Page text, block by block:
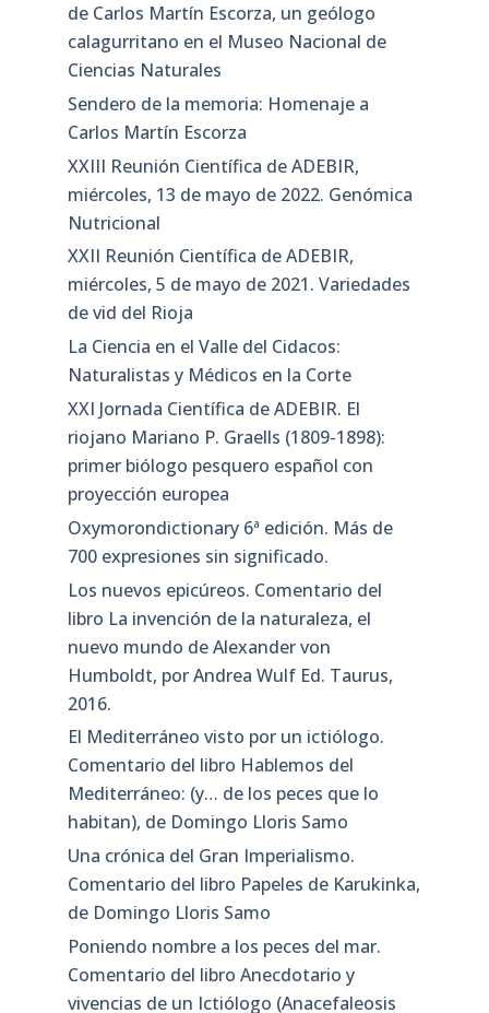
de Carlos Martín Escorza, un geólogo
calagurritano en el Museo Nacional de
Ciencias Naturales
Sendero de la memoria: Homenaje a
Carlos Martín Escorza
XXIII Reunión Científica de ADEBIR,
miércoles, 13 de mayo de 2022. Genómica
Nutricional
XXII Reunión Científica de ADEBIR,
miércoles, 5 de mayo de 2021. Variedades
de vid del Rioja
La Ciencia en el Valle del Cidacos:
Naturalistas y Médicos en la Corte
XXI Jornada Científica de ADEBIR. El
riojano Mariano P. Graells (1809-1898):
primer biólogo pesquero español con
proyección europea
Oxymorondictionary 6ª edición. Más de
700 expresiones sin significado.
Los nuevos epicúreos. Comentario del
libro La invención de la naturaleza, el
nuevo mundo de Alexander von
Humboldt, por Andrea Wulf Ed. Taurus,
2016.
El Mediterráneo visto por un ictiólogo.
Comentario del libro Hablemos del
Mediterráneo: (y… de los peces que lo
habitan), de Domingo Lloris Samo
Una crónica del Gran Imperialismo.
Comentario del libro Papeles de Karukinka,
de Domingo Lloris Samo
Poniendo nombre a los peces del mar.
Comentario del libro Anecdotario y
vivencias de un Ictiólogo (Anacefaleosis